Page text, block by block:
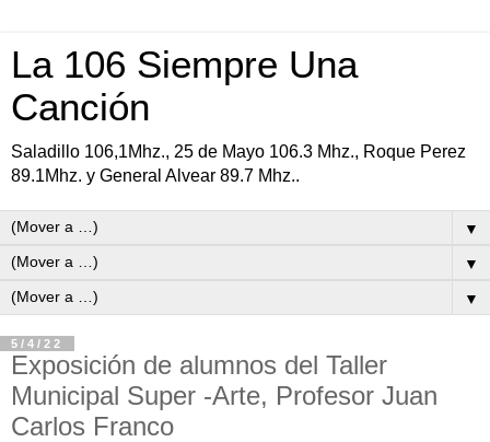
La 106 Siempre Una
Canción
Saladillo 106,1Mhz., 25 de Mayo 106.3 Mhz., Roque Perez
89.1Mhz. y General Alvear 89.7 Mhz..
▼
▼
▼
5/4/22
Exposición de alumnos del Taller
Municipal Super -Arte, Profesor Juan
Carlos Franco